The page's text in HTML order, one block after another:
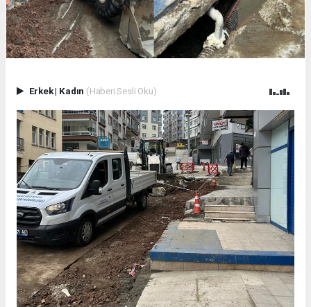
Erkek| Kadın (Haberi Sesli Oku)